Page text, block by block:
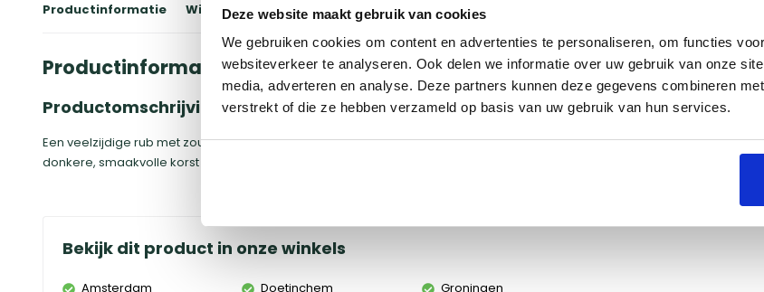
Deze website maakt gebruik van cookies
We gebruiken cookies om content en advertenties te personaliseren, om functies
websiteverkeer te analyseren. Ook delen we informatie over uw gebruik van onze
media, adverteren en analyse. Deze partners kunnen deze gegevens combineren
verstrekt of die ze hebben verzameld op basis van uw gebruik van hun services.
Productinformatie Winkels Reviews Specificaties
Productinformatie
Productomschrijving
Een veelzijdige rub met zout, peper en knoflook die elk stuk vlees of groente verbeterd. Deze mix zorgt voor die
donkere, smaakvolle korst waar je nooit genoeg van krijgt. Makkelijk in gebruik, groots in smaak.
Bekijk dit product in onze winkels
Amsterdam
Doetinchem
Groningen